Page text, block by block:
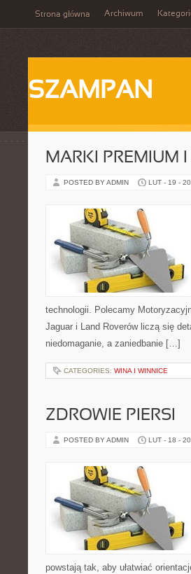
Strona główna Archiwum
SZAMPAN
MARKI PREMIUM
POSTED BY ADMIN LUT - 19 -
technologii. Polecamy
Jaguar i Land Roverów liczą się
niedomaganie, a zaniedbanie […]
CATEGORIES: WINA I WINNICE
ZDROWIE PIERSI
POSTED BY ADMIN LUT - 18 -
powstają tak, aby ułatwiać